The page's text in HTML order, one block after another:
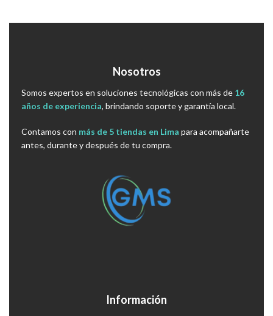
Nosotros
Somos expertos en soluciones tecnológicas con más de 16
años de experiencia, brindando soporte y garantía local.
Contamos con más de 5 tiendas en Lima para acompañarte
antes, durante y después de tu compra.
Información